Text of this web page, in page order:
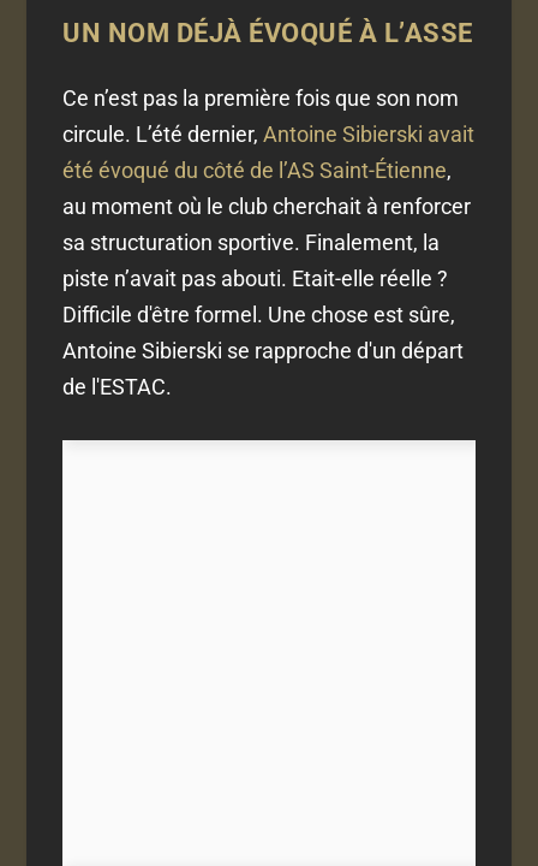
UN NOM DÉJÀ ÉVOQUÉ À L’ASSE
Ce n’est pas la première fois que son nom
circule. L’été dernier, Antoine Sibierski avait
été évoqué du côté de l’AS Saint-Étienne,
au moment où le club cherchait à renforcer
sa structuration sportive. Finalement, la
piste n’avait pas abouti. Etait-elle réelle ?
Difficile d'être formel. Une chose est sûre,
Antoine Sibierski se rapproche d'un départ
de l'ESTAC.